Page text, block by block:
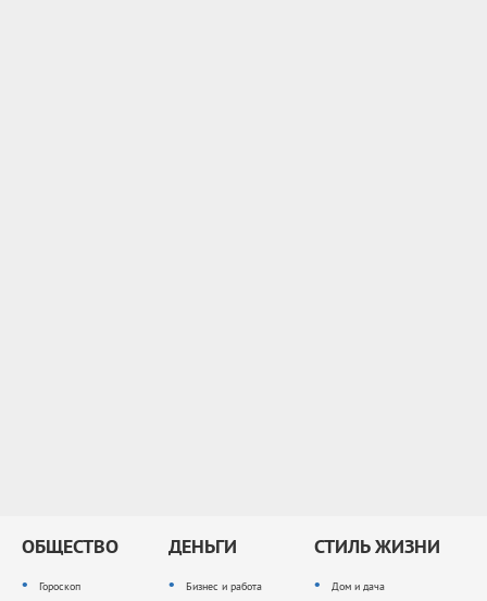
ОБЩЕСТВО
Гороскоп
ДЕНЬГИ
Бизнес и работа
СТИЛЬ ЖИЗНИ
Дом и дача